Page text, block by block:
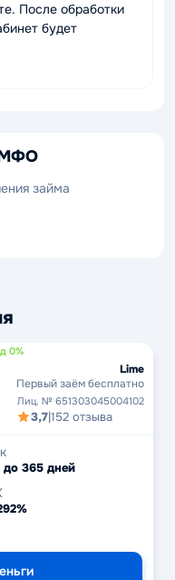
После обработки
будет
МФО
займа
0%
Lime
Первый заём бесплатно
Лиц. № 651303045004102
3,7|152 отзыва
до 365 дней